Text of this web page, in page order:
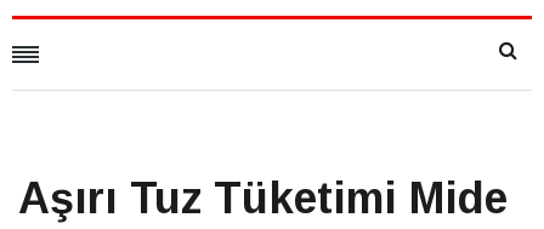
Aşırı Tuz Tüketimi Mide